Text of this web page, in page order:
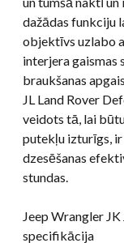
dažādas funkciju
objektīvs uzlabo
interjera gaismas
braukšanas
JL Land Rover
veidots tā, lai
putekļu izturīgs,
dzesēšanas
stundas.
Jeep Wrangler
specifikācija